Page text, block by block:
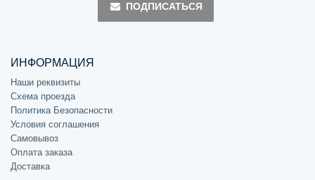
ПОДПИСАТЬСЯ
ИНФОРМАЦИЯ
Наши реквизиты
Схема проезда
Политика Безопасности
Условия соглашения
Самовывоз
Оплата заказа
Доставка